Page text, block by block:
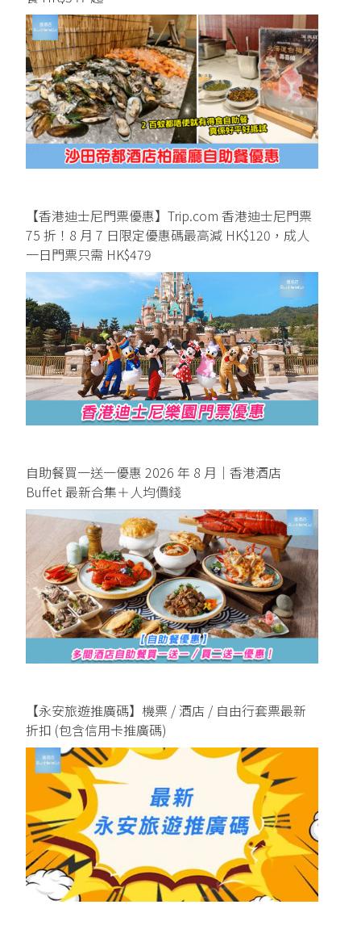
【香港迪士尼門票優惠】Trip.com 香港迪士尼門票
75 折！8 月 7 日限定優惠碼最高減 HK$120，成人
一日門票只需 HK$479
自助餐買一送一優惠 2026 年 8 月｜香港酒店
Buffet 最新合集＋人均價錢
【永安旅遊推廣碼】機票 / 酒店 / 自由行套票最新
折扣 (包含信用卡推廣碼)